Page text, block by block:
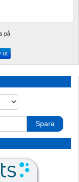
på
ut
Spara